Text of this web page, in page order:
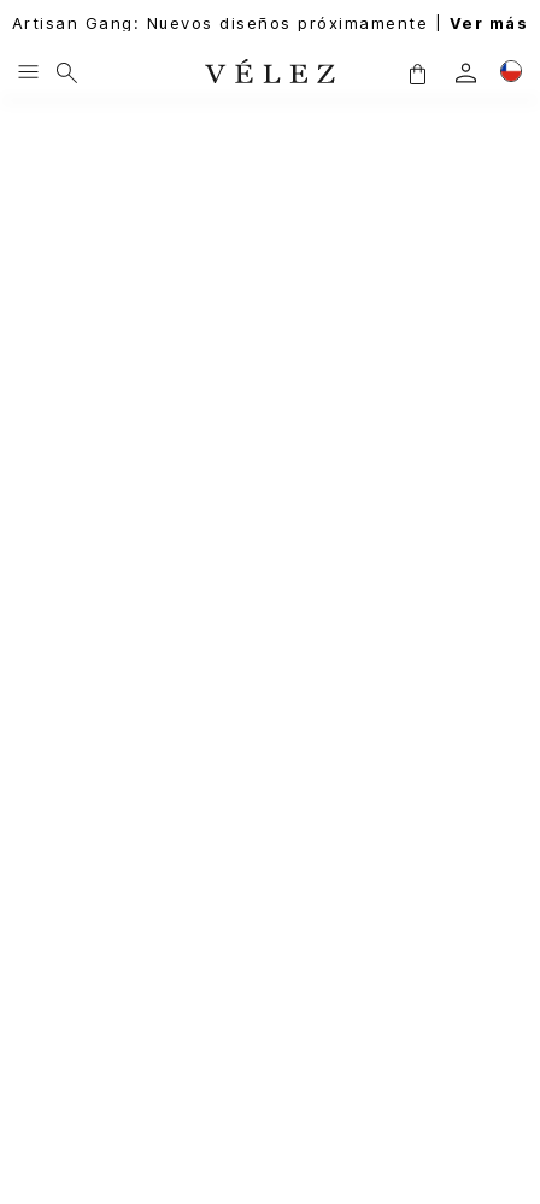
Artisan Gang: Nuevos diseños próximamente | Ver más